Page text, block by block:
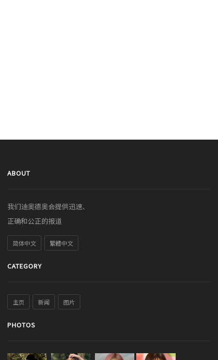
ABOUT
我们迪奥德奥会提供迅速、
正确和公正的报道
简体中文 繁體中文
CATEGORY
主页 新闻 图片
PHOTOS